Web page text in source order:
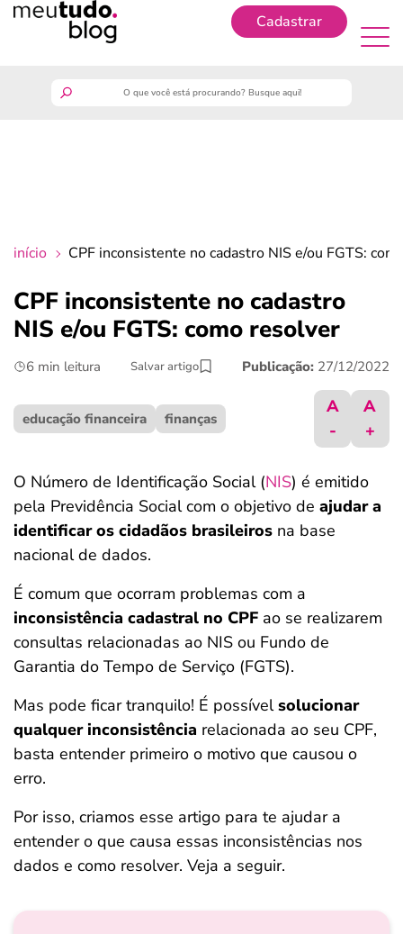
Cadastrar
crédito fácil
últimas notícias
ferramentas
início CPF inconsistente no cadastro NIS e/ou FGTS:
CPF inconsistente no cadastro
NIS e/ou FGTS: como resolver
6 min leitura Salvar artigo Publicação: 27/12/2022
educação financeira finanças
A
-
A
+
O Número de Identificação Social (NIS) é emitido
pela Previdência Social com o objetivo de ajudar a
identificar os cidadãos brasileiros na base
nacional de dados.
É comum que ocorram problemas com a
inconsistência cadastral no CPF ao se realizarem
consultas relacionadas ao NIS ou Fundo de
Garantia do Tempo de Serviço (FGTS).
Mas pode ficar tranquilo! É possívelsolucionar
qualquer inconsistência relacionada ao seu CPF,
basta entender primeiro o motivo que causou o
erro.
Por isso, criamos esse artigo para te ajudar a
entender o que causa essas inconsistências nos
dados e como resolver. Veja a seguir.